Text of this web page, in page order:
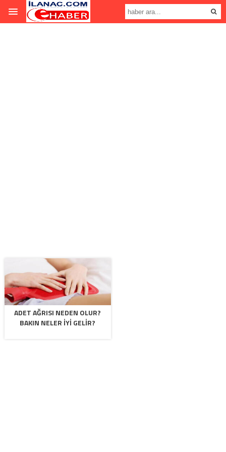
ADET AĞRISI NEDEN OLUR?
BAKIN NELER İYI GELIR?